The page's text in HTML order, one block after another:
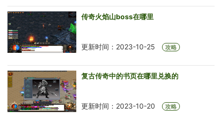
传奇火焰山boss在哪里
更新时间：2023-10-25 攻略
复古传奇中的书页在哪里兑换的
更新时间：2023-10-20 攻略